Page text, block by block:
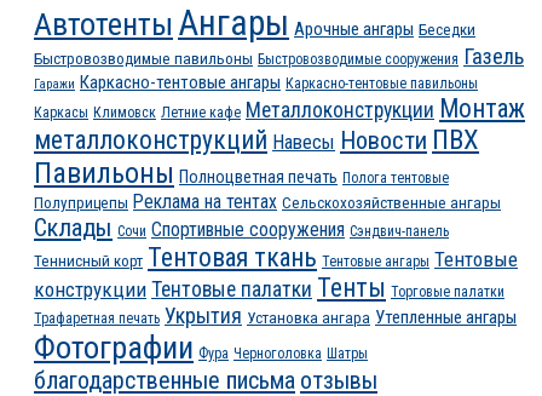
Автотенты Ангары Арочные ангары Беседки
Быстровозводимые павильоны Быстровозводимые сооружения Газель
Гаражи Каркасно-тентовые ангары Каркасно-тентовые павильоны
Каркасы Климовск Летние кафе Металлоконструкции Монтаж
металлоконструкций Навесы Новости ПВХ
Павильоны Полноцветная печать Полога тентовые
Полуприцепы Реклама на тентах Сельскохозяйственные ангары
Склады Сочи Спортивные сооружения Сэндвич-панель
Теннисный корт Тентовая ткань Тентовые ангары Тентовые
конструкции Тентовые палатки Тенты Торговые палатки
Трафаретная печать Укрытия Установка ангара Утепленные ангары
Фотографии Фура Черноголовка Шатры
благодарственные письма отзывы